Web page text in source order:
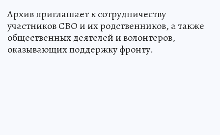
Архив приглашает к сотрудничеству
участников СВО и их родственников, а также
общественных деятелей и волонтеров,
оказывающих поддержку фронту.